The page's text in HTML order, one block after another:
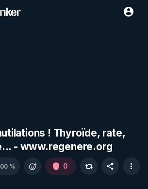
! Thyroïde, rate,
- www.regenere.org
% 0